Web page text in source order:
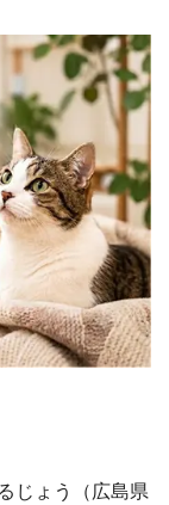
じょう（広島県